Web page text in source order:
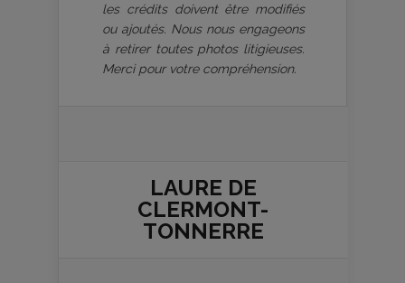
les crédits doivent être modifiés
ou ajoutés. Nous nous engageons
à retirer toutes photos litigieuses.
Merci pour votre compréhension.
LAURE DE
CLERMONT-
TONNERRE